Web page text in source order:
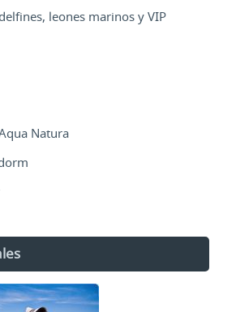
leones marinos y VIP
Natura